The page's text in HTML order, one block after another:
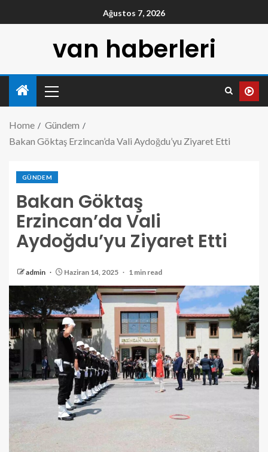
Ağustos 7, 2026
van haberleri
Home
Gündem
Bakan Göktaş Erzincan’da Vali Aydoğdu’yu Ziyaret Etti
GÜNDEM
Bakan Göktaş
Erzincan’da Vali
Aydoğdu’yu Ziyaret Etti
admin Haziran 14, 2025 1 min read